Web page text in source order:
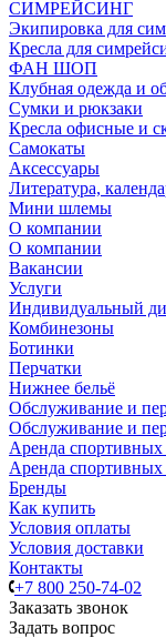
СИМРЕЙСИНГ
Экипировка для
Кресла для
ФАН ШОП
Клубная одежда и
Сумки и рюкзаки
Кресла офисные и
Самокаты
Аксессуары
Литература,
Мини шлемы
О компании
О компании
Вакансии
Услуги
Индивидуальный
Комбинезоны
Ботинки
Перчатки
Нижнее бельё
Обслуживание и
Обслуживание и
Аренда спортивных
Аренда спортивных
Бренды
Как купить
Условия оплаты
Условия доставки
Контакты
+7 800 250-74-02
Заказать звонок
Задать вопрос